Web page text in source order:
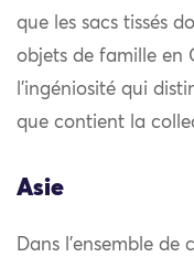
que les sacs tissés
objets de famille en
l’ingéniosité qui
que contient la
Asie
Dans l’ensemble